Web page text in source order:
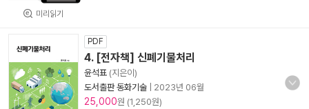
미리읽기
PDF
4. [전자책] 신폐기물처리
윤석표 (지은이)
도서출판 동화기술
2023년 06월
25,000원 (1,250원)